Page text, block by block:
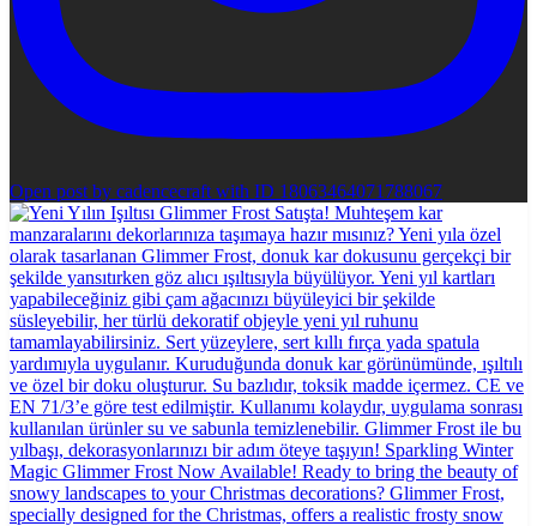
Open post by cadencecraft with ID 18063464071788067